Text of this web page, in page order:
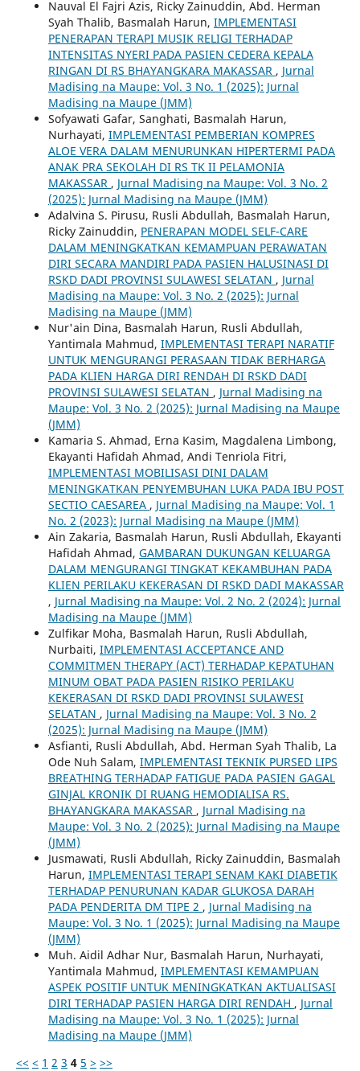
Nauval El Fajri Azis, Ricky Zainuddin, Abd. Herman
Syah Thalib, Basmalah Harun, IMPLEMENTASI
PENERAPAN TERAPI MUSIK RELIGI TERHADAP
INTENSITAS NYERI PADA PASIEN CEDERA KEPALA
RINGAN DI RS BHAYANGKARA MAKASSAR , Jurnal
Madising na Maupe: Vol. 3 No. 1 (2025): Jurnal
Madising na Maupe (JMM)
Sofyawati Gafar, Sanghati, Basmalah Harun,
Nurhayati, IMPLEMENTASI PEMBERIAN KOMPRES
ALOE VERA DALAM MENURUNKAN HIPERTERMI PADA
ANAK PRA SEKOLAH DI RS TK II PELAMONIA
MAKASSAR , Jurnal Madising na Maupe: Vol. 3 No. 2
(2025): Jurnal Madising na Maupe (JMM)
Adalvina S. Pirusu, Rusli Abdullah, Basmalah Harun,
Ricky Zainuddin, PENERAPAN MODEL SELF-CARE
DALAM MENINGKATKAN KEMAMPUAN PERAWATAN
DIRI SECARA MANDIRI PADA PASIEN HALUSINASI DI
RSKD DADI PROVINSI SULAWESI SELATAN , Jurnal
Madising na Maupe: Vol. 3 No. 2 (2025): Jurnal
Madising na Maupe (JMM)
Nur'ain Dina, Basmalah Harun, Rusli Abdullah,
Yantimala Mahmud, IMPLEMENTASI TERAPI NARATIF
UNTUK MENGURANGI PERASAAN TIDAK BERHARGA
PADA KLIEN HARGA DIRI RENDAH DI RSKD DADI
PROVINSI SULAWESI SELATAN , Jurnal Madising na
Maupe: Vol. 3 No. 2 (2025): Jurnal Madising na Maupe
(JMM)
Kamaria S. Ahmad, Erna Kasim, Magdalena Limbong,
Ekayanti Hafidah Ahmad, Andi Tenriola Fitri,
IMPLEMENTASI MOBILISASI DINI DALAM
MENINGKATKAN PENYEMBUHAN LUKA PADA IBU POST
SECTIO CAESAREA , Jurnal Madising na Maupe: Vol. 1
No. 2 (2023): Jurnal Madising na Maupe (JMM)
Ain Zakaria, Basmalah Harun, Rusli Abdullah, Ekayanti
Hafidah Ahmad, GAMBARAN DUKUNGAN KELUARGA
DALAM MENGURANGI TINGKAT KEKAMBUHAN PADA
KLIEN PERILAKU KEKERASAN DI RSKD DADI MAKASSAR
, Jurnal Madising na Maupe: Vol. 2 No. 2 (2024): Jurnal
Madising na Maupe (JMM)
Zulfikar Moha, Basmalah Harun, Rusli Abdullah,
Nurbaiti, IMPLEMENTASI ACCEPTANCE AND
COMMITMEN THERAPY (ACT) TERHADAP KEPATUHAN
MINUM OBAT PADA PASIEN RISIKO PERILAKU
KEKERASAN DI RSKD DADI PROVINSI SULAWESI
SELATAN , Jurnal Madising na Maupe: Vol. 3 No. 2
(2025): Jurnal Madising na Maupe (JMM)
Asfianti, Rusli Abdullah, Abd. Herman Syah Thalib, La
Ode Nuh Salam, IMPLEMENTASI TEKNIK PURSED LIPS
BREATHING TERHADAP FATIGUE PADA PASIEN GAGAL
GINJAL KRONIK DI RUANG HEMODIALISA RS.
BHAYANGKARA MAKASSAR , Jurnal Madising na
Maupe: Vol. 3 No. 2 (2025): Jurnal Madising na Maupe
(JMM)
Jusmawati, Rusli Abdullah, Ricky Zainuddin, Basmalah
Harun, IMPLEMENTASI TERAPI SENAM KAKI DIABETIK
TERHADAP PENURUNAN KADAR GLUKOSA DARAH
PADA PENDERITA DM TIPE 2 , Jurnal Madising na
Maupe: Vol. 3 No. 1 (2025): Jurnal Madising na Maupe
(JMM)
Muh. Aidil Adhar Nur, Basmalah Harun, Nurhayati,
Yantimala Mahmud, IMPLEMENTASI KEMAMPUAN
ASPEK POSITIF UNTUK MENINGKATKAN AKTUALISASI
DIRI TERHADAP PASIEN HARGA DIRI RENDAH , Jurnal
Madising na Maupe: Vol. 3 No. 1 (2025): Jurnal
Madising na Maupe (JMM)
<< < 1 2 3 4 5 > >>